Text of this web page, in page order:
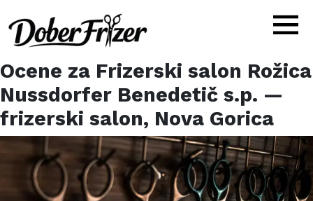
Ocene za Frizerski salon Rožica
Nussdorfer Benedetič s.p. —
frizerski salon, Nova Gorica